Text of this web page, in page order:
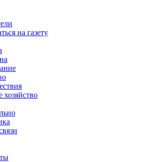
на газету
хозяйство